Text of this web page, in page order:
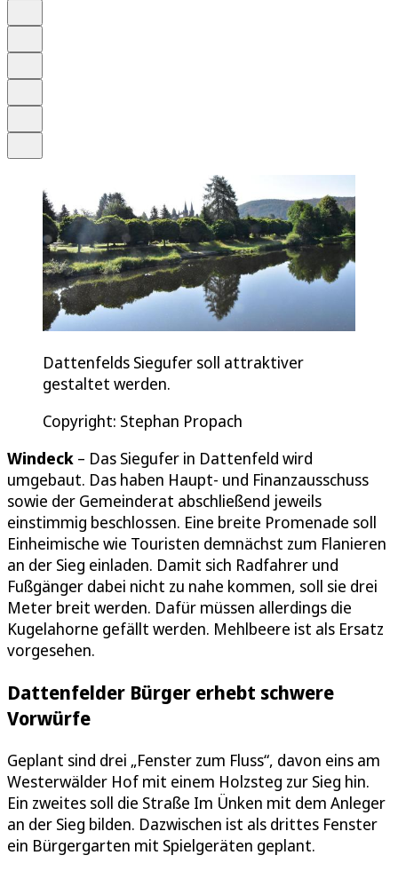
Dattenfelds Siegufer soll attraktiver
gestaltet werden.
Copyright: Stephan Propach
Windeck – Das Siegufer in Dattenfeld wird
umgebaut. Das haben Haupt- und Finanzausschuss
sowie der Gemeinderat abschließend jeweils
einstimmig beschlossen. Eine breite Promenade soll
Einheimische wie Touristen demnächst zum Flanieren
an der Sieg einladen. Damit sich Radfahrer und
Fußgänger dabei nicht zu nahe kommen, soll sie drei
Meter breit werden. Dafür müssen allerdings die
Kugelahorne gefällt werden. Mehlbeere ist als Ersatz
vorgesehen.
Dattenfelder Bürger erhebt schwere
Vorwürfe
Geplant sind drei „Fenster zum Fluss“, davon eins am
Westerwälder Hof mit einem Holzsteg zur Sieg hin.
Ein zweites soll die Straße Im Ünken mit dem Anleger
an der Sieg bilden. Dazwischen ist als drittes Fenster
ein Bürgergarten mit Spielgeräten geplant.